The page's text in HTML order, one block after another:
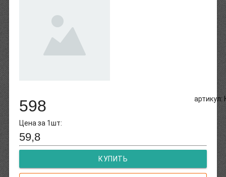
артикул:
598
Цена за 1шт:
59,8
КУПИТЬ